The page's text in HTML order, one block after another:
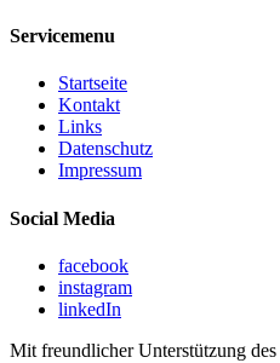
Servicemenu
Startseite
Kontakt
Links
Datenschutz
Impressum
Social Media
facebook
instagram
linkedIn
Mit freundlicher Unterstützung